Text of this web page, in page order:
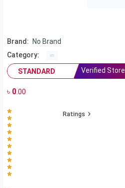
Brand:
No Brand
Category:
STANDARD
Verified Store
৳ 0.00
Ratings